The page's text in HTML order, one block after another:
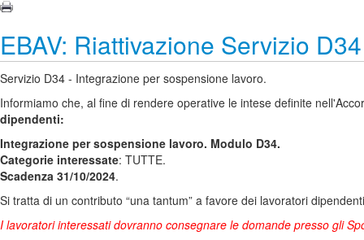
EBAV: Riattivazione Servizio
Servizio D34 - Integrazione per sospensione lavoro.
Informiamo che, al fine di rendere operative le intese definite
dipendenti:
Integrazione per sospensione lavoro. Modulo D34.
Categorie interessate: TUTTE.
Scadenza 31/10/2024.
Si tratta di un contributo “una tantum” a favore dei lavoratori
I lavoratori interessati dovranno consegnare le domande presso gli